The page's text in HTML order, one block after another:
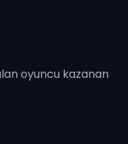
oyuncu kazanan